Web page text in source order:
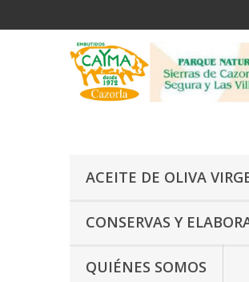
ACEITE DE OLIVA
CONSERVAS Y
QUIÉNES SOMOS